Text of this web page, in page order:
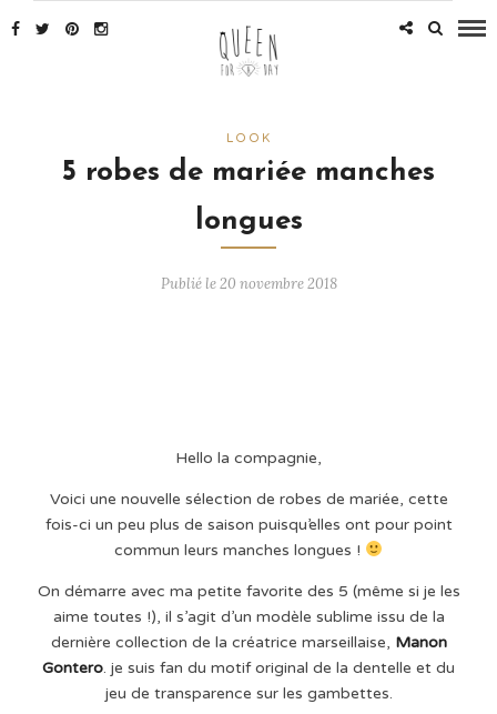
LOOK
5 robes de mariée manches
longues
Publié le 20 novembre 2018
Hello la compagnie,
Voici une nouvelle sélection de robes de mariée, cette
fois-ci un peu plus de saison puisqu’elles ont pour point
commun leurs manches longues !
On démarre avec ma petite favorite des 5 (même si je les
aime toutes !), il s’agit d’un modèle sublime issu de la
dernière collection de la créatrice marseillaise, Manon
Gontero. je suis fan du motif original de la dentelle et du
jeu de transparence sur les gambettes.